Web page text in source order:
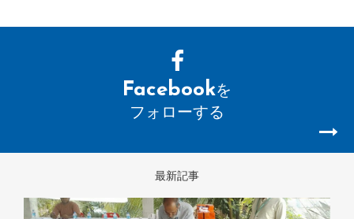
Facebookを
フォローする
最新記事